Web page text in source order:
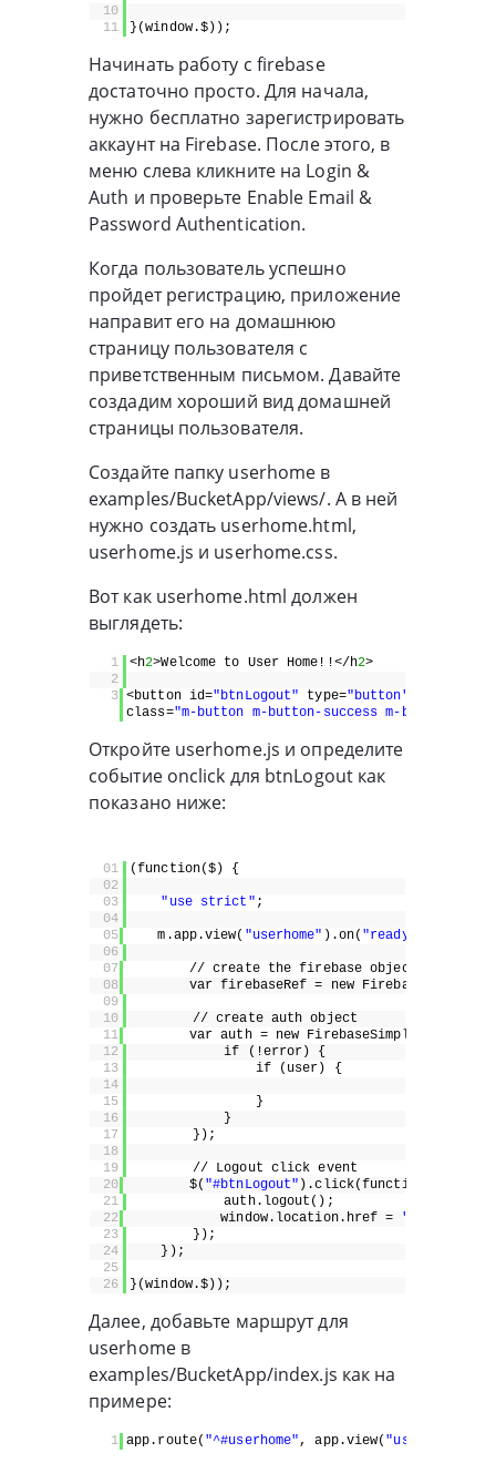
10
11
}(window.$));
Начинать работу с firebase
достаточно просто. Для начала,
нужно бесплатно зарегистрировать
аккаунт на Firebase. После этого, в
меню слева кликните на Login &
Auth и проверьте Enable Email &
Password Authentication.
Когда пользователь успешно
пройдет регистрацию, приложение
направит его на домашнюю
страницу пользователя с
приветственным письмом. Давайте
создадим хороший вид домашней
страницы пользователя.
Создайте папку userhome в
examples/BucketApp/views/. А в ней
нужно создать userhome.html,
userhome.js и userhome.css.
Вот как userhome.html должен
выглядеть:
1 <h2>Welcome to User Home!!</h2>
2
3 <button id="btnLogout" type="button"
class="m-button m-button-success m-button-
Откройте userhome.js и определите
событие onclick для btnLogout как
показано ниже:
01
(function($) {
02
03
"use strict" ;
04
05
m.app.view( "userhome" ).on( "ready"
06
07
// create the firebase object
08
var firebaseRef = new Firebase(
09
10
// create auth object
11
var auth = new
12
if (!error) {
13
if (user) {
14
15
}
16
}
17
});
18
19
// Logout click event
20
$( "#btnLogout" ).click(function() {
21
auth.logout();
22
window.location.href = ""
23
});
24
});
25
26
}(window.$));
Далее, добавьте маршрут для
userhome в
examples/BucketApp/index.js как на
примере:
1 app.route( "^#userhome" , app.view( "userhome"